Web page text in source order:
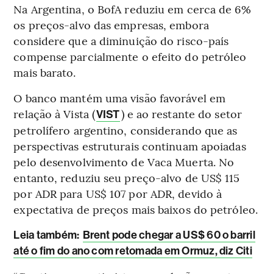
Na Argentina, o BofA reduziu em cerca de 6%
os preços-alvo das empresas, embora
considere que a diminuição do risco-país
compense parcialmente o efeito do petróleo
mais barato.
O banco mantém uma visão favorável em
relação à Vista (VIST) e ao restante do setor
petrolífero argentino, considerando que as
perspectivas estruturais continuam apoiadas
pelo desenvolvimento de Vaca Muerta. No
entanto, reduziu seu preço-alvo de US$ 115
por ADR para US$ 107 por ADR, devido à
expectativa de preços mais baixos do petróleo.
Leia também: Brent pode chegar a US$ 60 o barril
até o fim do ano com retomada em Ormuz, diz Citi